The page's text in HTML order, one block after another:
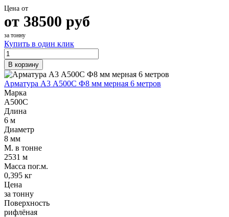
Цена от
от 38500 руб
за тонну
Купить в один клик
В корзину
Арматура А3 А500С Ф8 мм мерная 6 метров
Марка
А500С
Длина
6 м
Диаметр
8 мм
М. в тонне
2531 м
Масса пог.м.
0,395 кг
Цена
за тонну
Поверхность
рифлёная